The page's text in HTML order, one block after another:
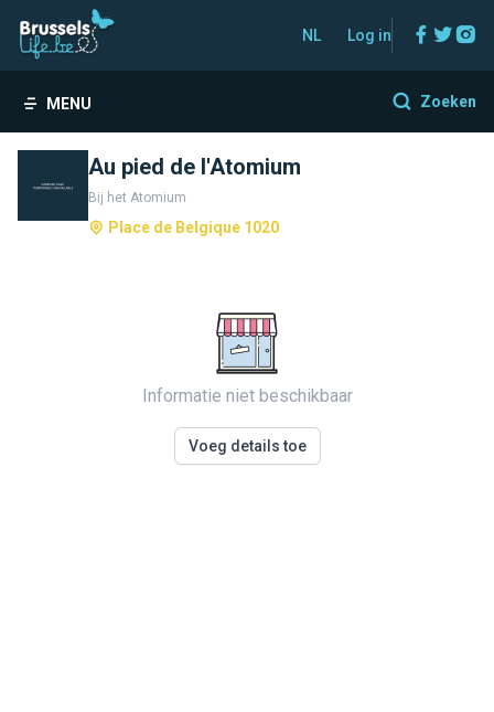
NL Log in
MENU Zoeken
Au pied de l'Atomium
Bij het Atomium
Place de Belgique 1020
Informatie niet beschikbaar
Voeg details toe